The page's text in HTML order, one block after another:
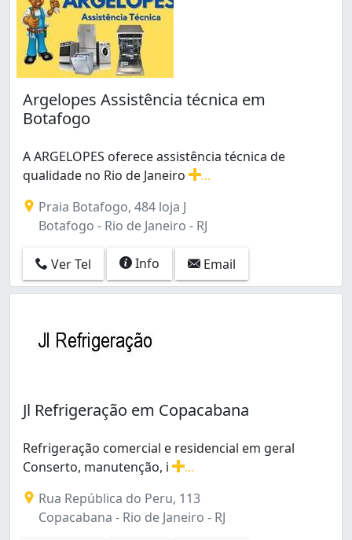
Argelopes Assistência técnica em
Botafogo
A ARGELOPES oferece assistência técnica de
qualidade no Rio de Janeiro
Praia Botafogo, 484 loja J
Botafogo - Rio de Janeiro - RJ
Ver Tel Info Email
Jl Refrigeração em Copacabana
Refrigeração comercial e residencial em geral
Conserto, manutenção, i
Rua República do Peru, 113
Copacabana - Rio de Janeiro - RJ